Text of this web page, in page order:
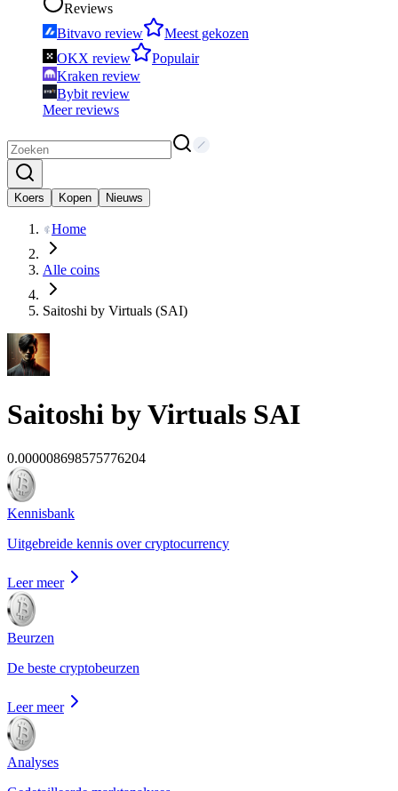
Reviews
Bitvavo review
Meest gekozen
OKX review
Populair
Kraken review
Bybit review
Meer reviews
Koers Kopen Nieuws
Home
Alle coins
Saitoshi by Virtuals (SAI)
Saitoshi by Virtuals SAI
0.000008698575776204
Kennisbank
Uitgebreide kennis over cryptocurrency
Leer meer
Beurzen
De beste cryptobeurzen
Leer meer
Analyses